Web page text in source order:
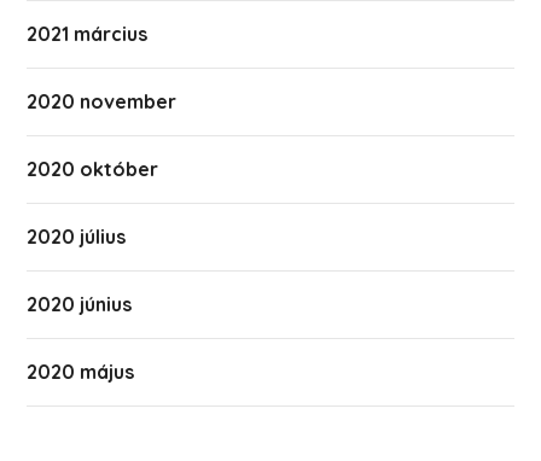
2021 március
2020 november
2020 október
2020 július
2020 június
2020 május